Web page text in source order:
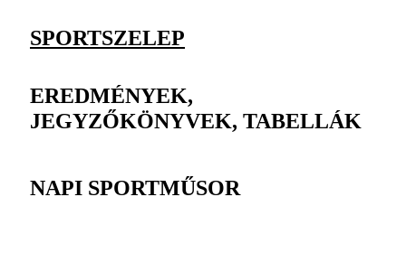
SPORTSZELEP
EREDMÉNYEK,
JEGYZŐKÖNYVEK, TABELLÁK
NAPI SPORTMŰSOR